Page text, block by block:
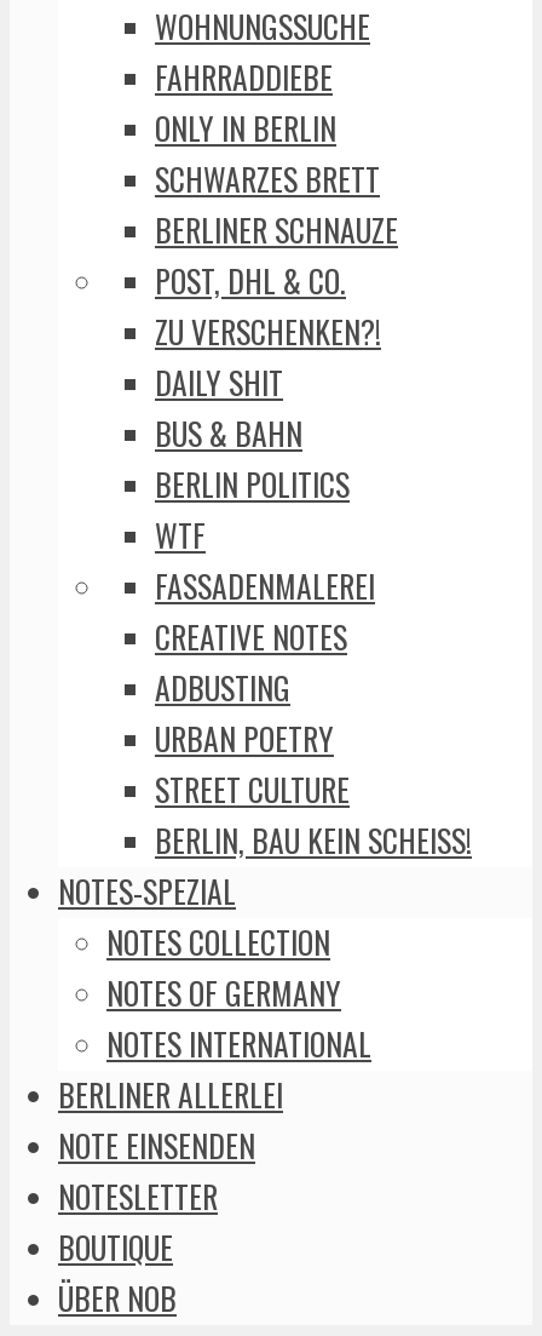
WOHNUNGSSUCHE
FAHRRADDIEBE
ONLY IN BERLIN
SCHWARZES BRETT
BERLINER SCHNAUZE
POST, DHL & CO.
ZU VERSCHENKEN?!
DAILY SHIT
BUS & BAHN
BERLIN POLITICS
WTF
FASSADENMALEREI
CREATIVE NOTES
ADBUSTING
URBAN POETRY
STREET CULTURE
BERLIN, BAU KEIN SCHEISS!
NOTES-SPEZIAL
NOTES COLLECTION
NOTES OF GERMANY
NOTES INTERNATIONAL
BERLINER ALLERLEI
NOTE EINSENDEN
NOTESLETTER
BOUTIQUE
ÜBER NOB